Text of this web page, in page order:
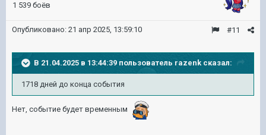
1 539 боёв
#11
Опубликовано: 21 апр 2025, 13:59:10
В 21.04.2025 в 13:44:39 пользователь razenk сказал:
1718 дней до конца события
Нет, событие будет временным